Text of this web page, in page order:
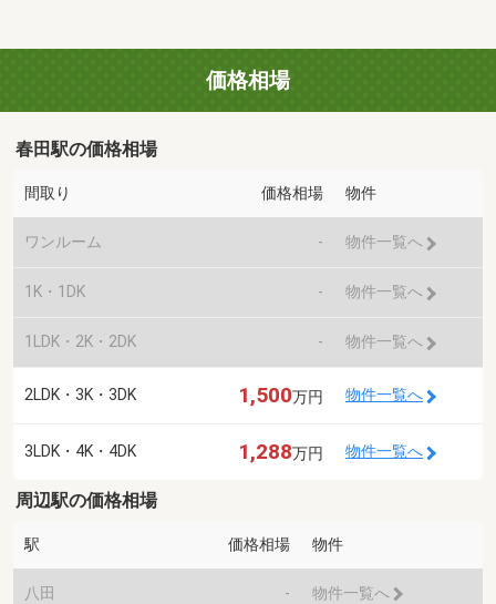
価格相場
春田駅の価格相場
間取り 価格相場 物件
ワンルーム - 物件一覧へ
1K・1DK - 物件一覧へ
1LDK・2K・2DK - 物件一覧へ
2LDK・3K・3DK 1,500万円 物件一覧へ
3LDK・4K・4DK 1,288万円 物件一覧へ
周辺駅の価格相場
駅 価格相場 物件
八田 - 物件一覧へ